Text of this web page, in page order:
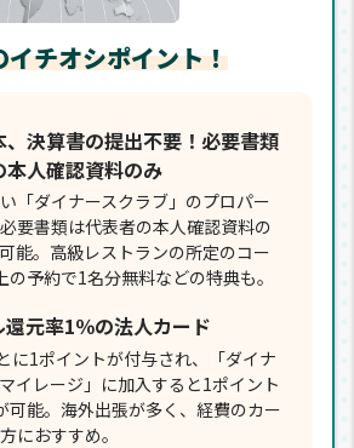
イチオシポイント！
、決算書の提出不要！必要書類
本人確認資料のみ
「ダイナースクラブ」のプロパー
要書類は代表者の本人確認資料の
能。高級レストランの所定のコー
の予約で1名分無料などの特典も。
還元率1％の法人カード
に1ポイントが付与され、「ダイナ
イレージ」に加入すると1ポイント
可能。海外出張が多く、経費のカー
におすすめ。